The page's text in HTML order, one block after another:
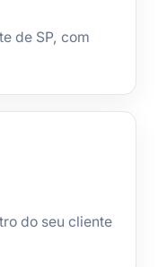
de SP, com
do seu cliente